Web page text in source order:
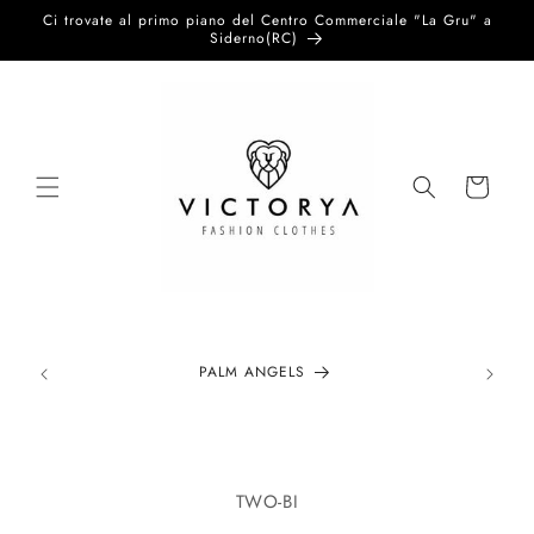
direttamente
Ci trovate al primo piano del Centro Commerciale "La Gru" a
Siderno(RC)
Carrello
PALM ANGELS
TWO-BI